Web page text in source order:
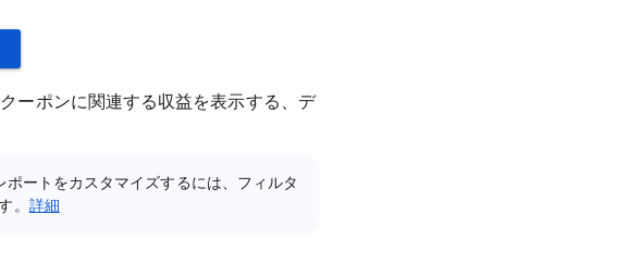
ーポンに関連する収益を表示する、デ
ートをカスタマイズするには、フィルタ
。 詳細